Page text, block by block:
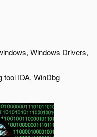
Windows Drivers,
tool IDA, WinDbg